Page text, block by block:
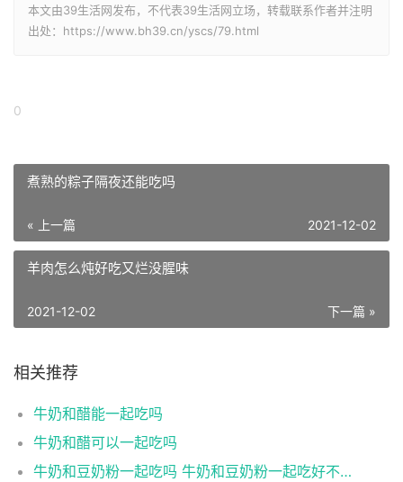
本文由39生活网发布，不代表39生活网立场，转载联系作者并注明
出处：https://www.bh39.cn/yscs/79.html
0
煮熟的粽子隔夜还能吃吗
« 上一篇 2021-12-02
羊肉怎么炖好吃又烂没腥味
下一篇 »
2021-12-02
相关推荐
牛奶和醋能一起吃吗
牛奶和醋可以一起吃吗
牛奶和豆奶粉一起吃吗 牛奶和豆奶粉一起吃好不好